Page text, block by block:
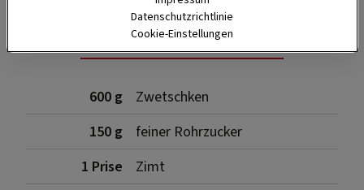
Zutaten
600 g
Zwetschken
150 g
feiner Rohrzucker
1 Prise
Zimt
Datenschutzrichtlinie
Cookie-Einstellungen